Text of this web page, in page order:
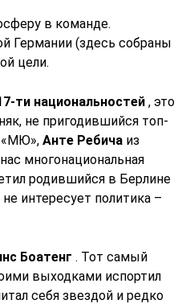
в команде.
Германии (здесь собраны
цели.
ти национальностей , это
не пригодившийся топ-
«МЮ», Анте Ребича из
многонациональная
родившийся в Берлине
интересует политика –
Боатенг . Тот самый
выходками испортил
себя звездой и редко